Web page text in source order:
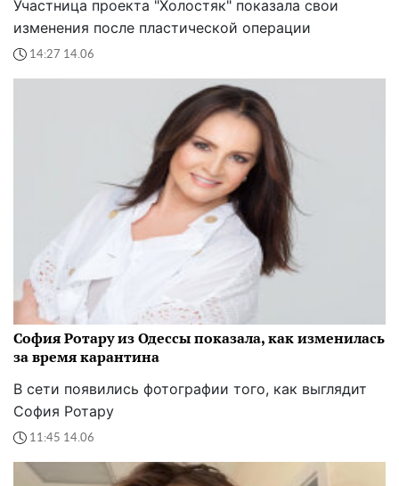
Участница проекта "Холостяк" показала свои
изменения после пластической операции
14:27 14.06
София Ротару из Одессы показала, как изменилась
за время карантина
В сети появились фотографии того, как выглядит
София Ротару
11:45 14.06